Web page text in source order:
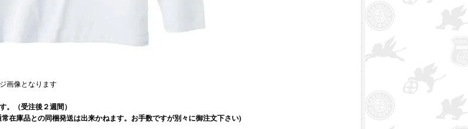
画像となります
。（受注後２週間）
在庫品との同梱発送は出来かねます。お手数ですが別々に御注文下さい)